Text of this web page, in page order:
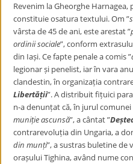
Revenim la Gheorghe Harnagea,
constituie osatura textului. Om ”
vârsta de 45 de ani, este arestat ”
ordinii sociale”, conform
din Iași. Ce fapte penale a comis ”
legionar și penelist, iar în vara
clandestin, în organizația
Libertății”. A distribuit fițuici
n-a denunțat că, în jurul comunei
muniție ascunsă”, a cântat ”
contrarevoluția din Ungaria, a
din munți”, a sustras buletine
orașului Tighina, având nume